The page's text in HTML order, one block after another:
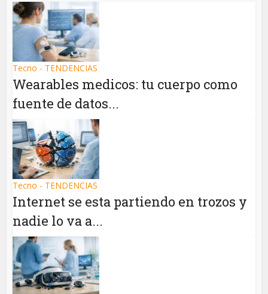
Tecno - TENDENCIAS
Wearables medicos: tu cuerpo como
fuente de datos...
Tecno - TENDENCIAS
Internet se esta partiendo en trozos y
nadie lo va a...